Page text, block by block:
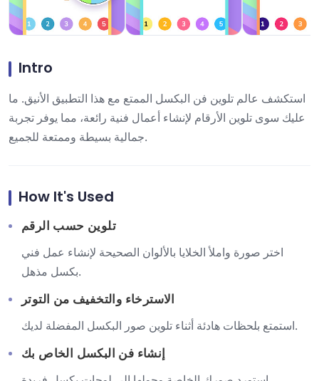
Intro
استكشف عالم تلوين فن البكسل الممتع مع هذا التطبيق الأنيق. ما
عليك سوى تلوين الأرقام لإنشاء أعمال فنية رائعة، مما يوفر تجربة
جمالية بسيطة وممتعة للجميع.
How It's Used
تلوين حسب الرقم
اختر صورة واملأ الخلايا بالألوان الصحيحة لإنشاء عمل فني
بكسل مذهل.
الاسترخاء والتخفيف من التوتر
استمتع بلحظات هادئة أثناء تلوين صور البكسل المفضلة لديك.
إنشاء فن البكسل الخاص بك